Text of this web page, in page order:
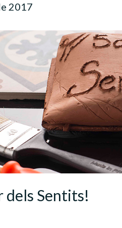
2017
dels Sentits!